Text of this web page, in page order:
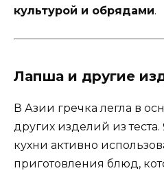
культурой и обрядами.
Лапша и другие
В Азии гречка легла в
других изделий из
кухни активно
приготовления блюд,